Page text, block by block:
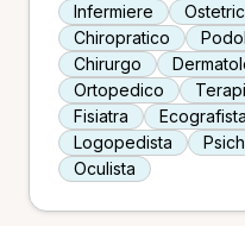
Infermiere
Chiropratico
Chirurgo
Ortopedico
Fisiatra
Ecografista
Logopedista
Oculista